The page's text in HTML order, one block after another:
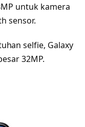
untuk kamera
sensor.
selfie, Galaxy
32MP.